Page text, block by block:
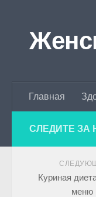
Главная
СЛЕДИТЕ ЗА
Куриная
меню